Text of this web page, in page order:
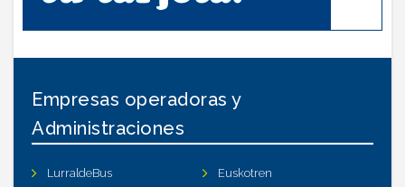
Empresas operadoras y
Administraciones
LurraldeBus Euskotren